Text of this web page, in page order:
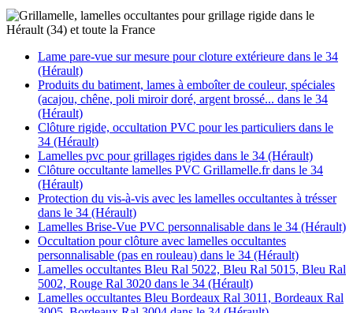
Lame pare-vue sur mesure pour cloture extérieure dans le 34
(Hérault)
Produits du batiment, lames à emboîter de couleur, spéciales
(acajou, chêne, poli miroir doré, argent brossé... dans le 34
(Hérault)
Clôture rigide, occultation PVC pour les particuliers dans le
34 (Hérault)
Lamelles pvc pour grillages rigides dans le 34 (Hérault)
Clôture occultante lamelles PVC Grillamelle.fr dans le 34
(Hérault)
Protection du vis-à-vis avec les lamelles occultantes à trésser
dans le 34 (Hérault)
Lamelles Brise-Vue PVC personnalisable dans le 34 (Hérault)
Occultation pour clôture avec lamelles occultantes
personnalisable (pas en rouleau) dans le 34 (Hérault)
Lamelles occultantes Bleu Ral 5022, Bleu Ral 5015, Bleu Ral
5002, Rouge Ral 3020 dans le 34 (Hérault)
Lamelles occultantes Bleu Bordeaux Ral 3011, Bordeaux Ral